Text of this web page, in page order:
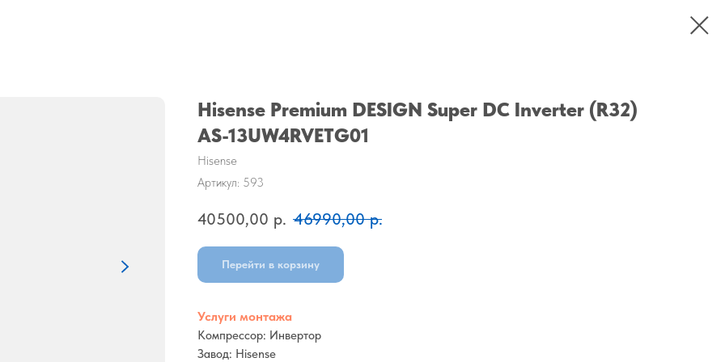
Hisense Premium DESIGN Super DC Inverter (R32)
AS-13UW4RVETG01
Hisense
Артикул: 593
40500,00 р. 46990,00 р.
Перейти в корзину
Услуги монтажа
Компрессор: Инвертор
Завод: Hisense